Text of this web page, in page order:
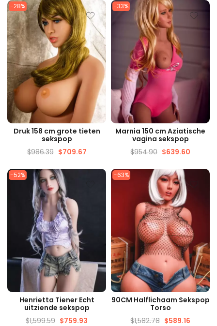
5.00Van de
5
-28%
SNELLE WEERGAVE
Druk 158 cm grote tieten
sekspop
$986.39 $709.67
-33%
SNELLE WEERGAVE
Marnia 150 cm Aziatische
vagina sekspop
$954.90 $639.60
-52%
SNELLE WEERGAVE
Henrietta Tiener Echt
uitziende sekspop
$1,599.59 $759.93
-63%
SNELLE WEERGAVE
90CM Halflichaam Sekspop
Torso
$1,582.78 $589.16